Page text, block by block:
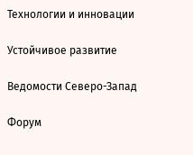
Технологии и инновации
Устойчивое развитие
Ведомости Северо-Запад
Форум